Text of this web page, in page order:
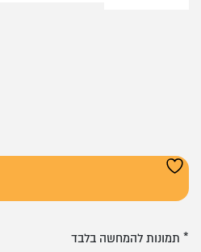
* תמונות להמחשה בלבד